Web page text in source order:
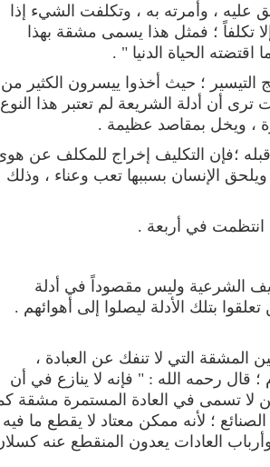
عليه ، وأمرته به ، وتكلفت الشيء إذا
تكلفاً ؛ فمثل هذا يسمى مشقة بهذا
اقتضته الحياة الدنيا " .
؛ حيث أخذوا ييسرون الكثير من
ترى أن أدلة الشريعة لم تعتبر هذا النوع
، ويخل بمقاصد عظيمة .
؛فإن التكليف إخراج للمكلف عن
الإنسان بسببها تعب وعناء ، وذلك
في أربعة .
الشرعية وليس مقصوداً في أدلة
بتلك الأدلة ليصلوا إلى أهوائهم .
( 2/214) موضحاً الفرق بين المشقة التي لا تنفك عن العبادة ،
قال رحمه الله : " فإنه لا ينازع في أن
لا تسمى في العادة المستمرة مشقة
؛ لأنه ممكن معتاد لا يقطع ما فيه
العادات يعدون المنقطع عنه